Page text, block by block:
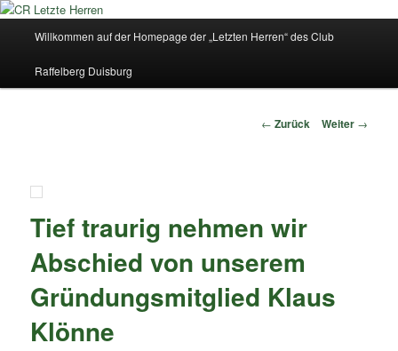
Zum
wechseln
CR Letzte Herren
Willkommen auf der Homepage der „Letzten Herren“ des Club
Raffelberg Duisburg
Beitrags-
← Zurück Weiter →
Tief traurig nehmen wir
Abschied von unserem
Gründungsmitglied Klaus
Klönne